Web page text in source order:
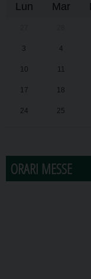
Lun
Mar
3 4
10 11
17 18
24 25
ORARI MESSE